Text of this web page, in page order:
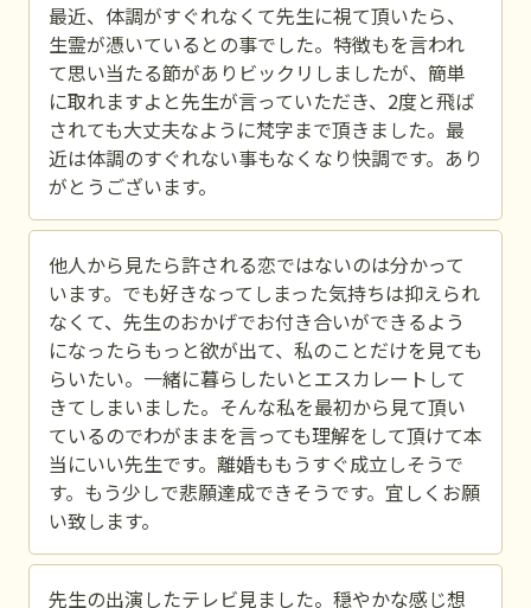
最近、体調がすぐれなくて先生に視て頂いたら、
生霊が憑いているとの事でした。特徴もを言われ
て思い当たる節がありビックリしましたが、簡単
に取れますよと先生が言っていただき、2度と飛ば
されても大丈夫なように梵字まで頂きました。最
近は体調のすぐれない事もなくなり快調です。あり
がとうございます。
他人から見たら許される恋ではないのは分かって
います。でも好きなってしまった気持ちは抑えられ
なくて、先生のおかげでお付き合いができるよう
になったらもっと欲が出て、私のことだけを見ても
らいたい。一緒に暮らしたいとエスカレートして
きてしまいました。そんな私を最初から見て頂い
ているのでわがままを言っても理解をして頂けて本
当にいい先生です。離婚ももうすぐ成立しそうで
す。もう少しで悲願達成できそうです。宜しくお願
い致します。
先生の出演したテレビ見ました。穏やかな感じ想